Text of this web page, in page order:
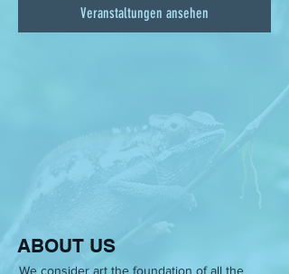
Veranstaltungen ansehen
ABOUT US
We consider art the foundation of all the